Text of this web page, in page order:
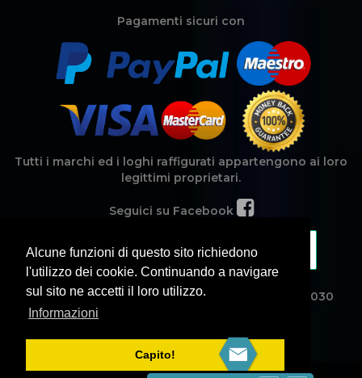
Alcune funzioni di questo sito richiedono
l'utilizzo dei cookie. Continuando a navigare
sul sito ne accetti il loro utilizzo.
Informazioni
Capito!
Pagamenti sicuri con
Tutti i marchi ed i loghi raffigurati appartengono ai loro
legittimi proprietari.
Seguici su Facebook
Noamweb Srl - Corso Michelangelo, 15 - CAP 95030
Mascalucia (CT) - Partita Iva 04417660877.